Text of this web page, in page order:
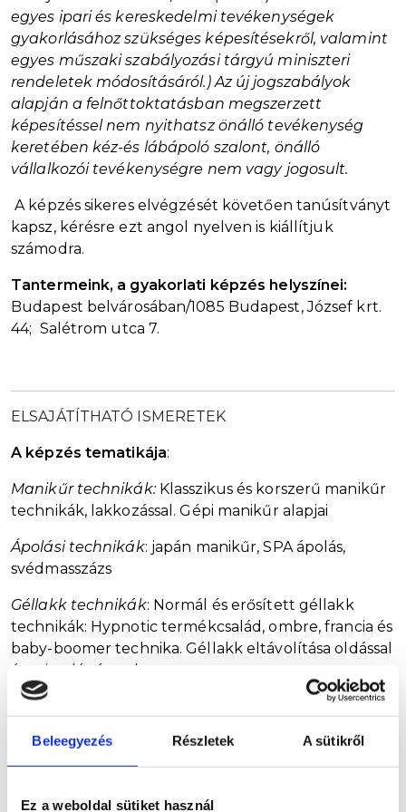
Beleegyezés Részletek A sütikről
Ez a weboldal sütiket használ
egyes ipari és kereskedelmi tevékenységek
gyakorlásához szükséges képesítésekről, valamint
egyes műszaki szabályozási tárgyú miniszteri
rendeletek módosításáról.) Az új jogszabályok
alapján a felnőttoktatásban megszerzett
képesítéssel nem nyithatsz önálló tevékenység
keretében kéz-és lábápoló szalont, önálló
vállalkozói tevékenységre nem vagy jogosult.
A képzés sikeres elvégzését követően tanúsítványt
kapsz, kérésre ezt angol nyelven is kiállítjuk
számodra.
Tantermeink, a gyakorlati képzés helyszínei:
Budapest belvárosában/1085 Budapest, József krt.
44; Salétrom utca 7.
ELSAJÁTÍTHATÓ ISMERETEK
A képzés tematikája:
Manikűr technikák:Klasszikus és korszerű manikűr
technikák, lakkozással. Gépi manikűr alapjai
Ápolási technikák: japán manikűr, SPA ápolás,
svédmasszázs
Géllakk technikák: Normál és erősített géllakk
technikák: Hypnotic termékcsalád, ombre, francia és
baby-boomer technika. Géllakk eltávolítása oldással
és csiszológéppel.
MIT KELL HOZNI A TANFOLYAMRA?
fehér vékony ecsetes water based díszítő, Manigel